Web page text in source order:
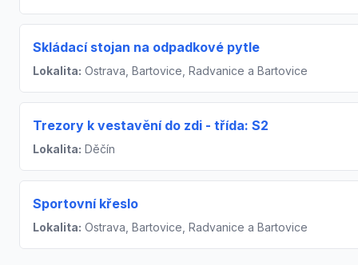
Skládací stojan na odpadkové pytle
Lokalita: Ostrava, Bartovice, Radvanice a Bartovice
Trezory k vestavění do zdi - třída: S2
Lokalita: Děčín
Sportovní křeslo
Lokalita: Ostrava, Bartovice, Radvanice a Bartovice